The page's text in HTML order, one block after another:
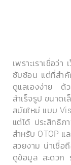
เพราะเราเชื่อว่
ซับซ้อน แต่ที่สำ
ดูแลเองง่าย ด้
สำเร็จรูป ขนาดเ
สมัยใหม่ แบบ
แต่ได้ ประสิทธิภ
สำหรับ OTOP
สวยงาม น่าเชื่อ
ดูข้อมูล สะดวก